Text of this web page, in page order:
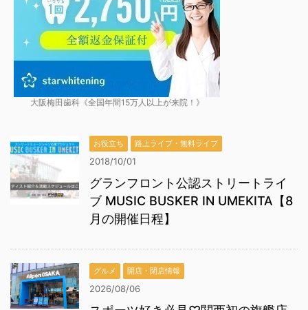
大阪梅田歯科《全国年間15万人以上が来院！》
お役立ち 路上ライブ・無料ライブ
2018/10/01
グランフロント公認ストリートライ
ブ MUSIC BUSKER IN UMEKITA【8
月の開催日程】
グルメ 開店・閉店情報
2026/08/06